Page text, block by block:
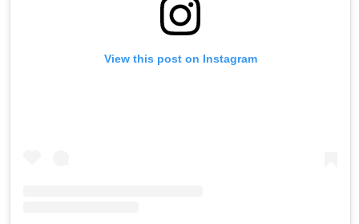
View this post on Instagram